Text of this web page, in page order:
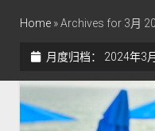
twitter
Home»Archives for 3月
月度归档： 2024年3月